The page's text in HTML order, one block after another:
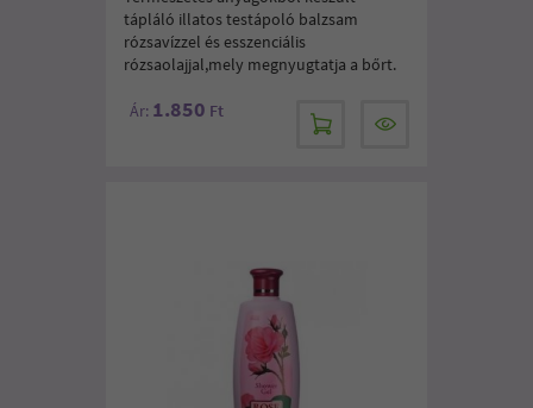
tápláló illatos testápoló balzsam
rózsavízzel és esszenciális
rózsaolajjal,mely megnyugtatja a bőrt.
Ár: 1.850 Ft